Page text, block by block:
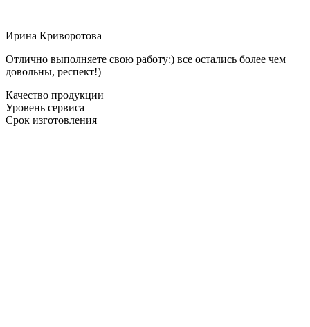
Ирина Криворотова
Отлично выполняете свою работу:) все остались более чем
довольны, респект!)
Качество продукции
Уровень сервиса
Срок изготовления